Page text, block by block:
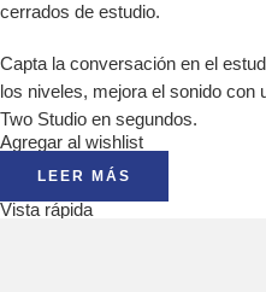
cerrados de estudio.
Capta la conversación en el
los niveles, mejora el sonido
Two Studio en segundos.
Agregar al wishlist
LEER MÁS
Vista rápida